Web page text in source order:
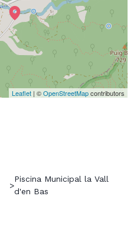
Leaflet | ©OpenStreetMapcontributors
>
Piscina Municipal la Vall
d'en Bas